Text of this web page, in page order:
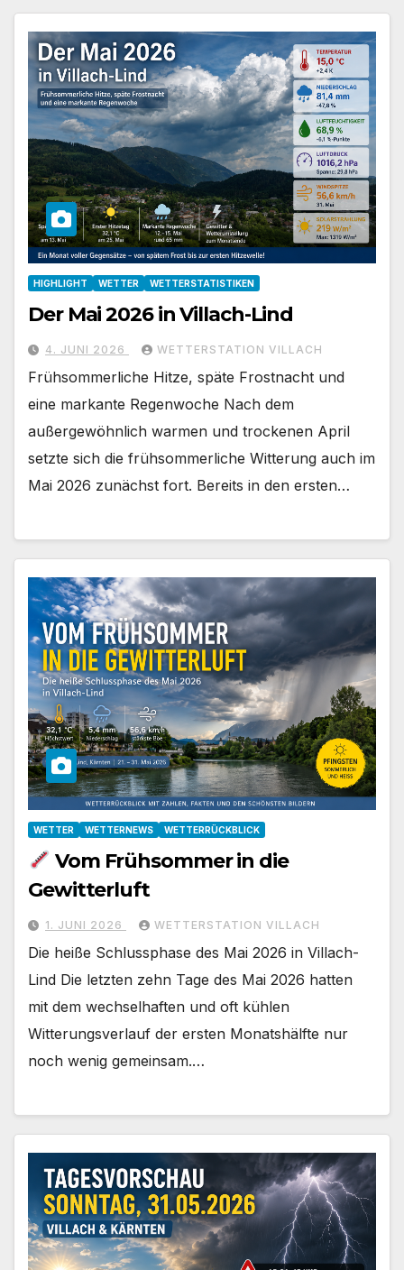
HIGHLIGHT WETTER WETTERSTATISTIKEN
Der Mai 2026 in Villach-Lind
4. JUNI 2026 WETTERSTATION VILLACH
Frühsommerliche Hitze, späte Frostnacht und
eine markante Regenwoche Nach dem
außergewöhnlich warmen und trockenen April
setzte sich die frühsommerliche Witterung auch im
Mai 2026 zunächst fort. Bereits in den ersten…
WETTER WETTERNEWS WETTERRÜCKBLICK
Vom Frühsommer in die
Gewitterluft
1. JUNI 2026 WETTERSTATION VILLACH
Die heiße Schlussphase des Mai 2026 in Villach-
Lind Die letzten zehn Tage des Mai 2026 hatten
mit dem wechselhaften und oft kühlen
Witterungsverlauf der ersten Monatshälfte nur
noch wenig gemeinsam.…